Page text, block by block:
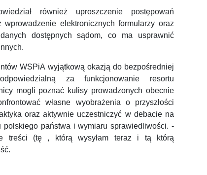
również uproszczenie postępowań
wprowadzenie elektronicznych formularzy oraz
dostępnych sądom, co ma usprawnić
WSPiA wyjątkową okazją do bezpośredniej
za funkcjonowanie resortu
mogli poznać kulisy prowadzonych obecnie
własne wyobrażenia o przyszłości
oraz aktywnie uczestniczyć w debacie na
polskiego państwa i wymiaru sprawiedliwości. -
treści (tę , którą wysyłam teraz i tą którą